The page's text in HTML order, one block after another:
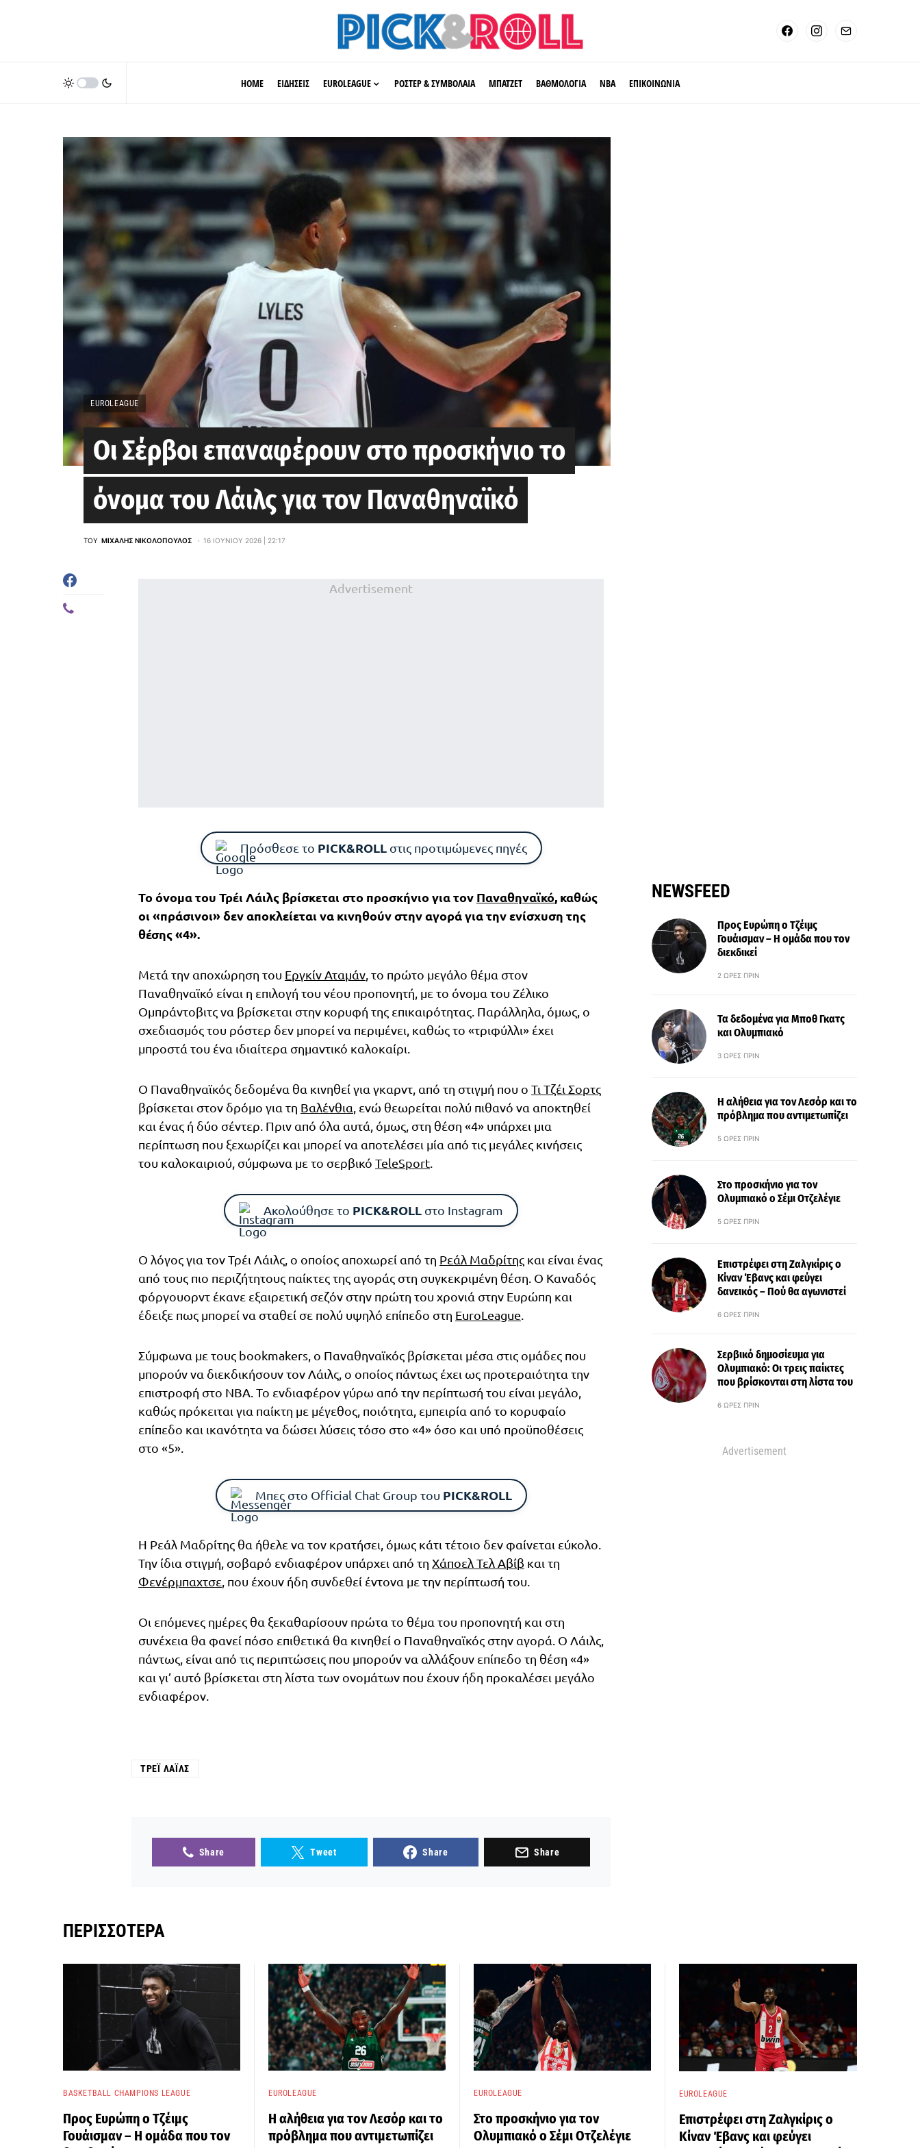
HOME ΕΙΔΗΣΕΙΣ EUROLEAGUE ΡΟΣΤΕΡ & ΣΥΜΒΟΛΑΙΑ ΜΠΑΤΖΕΤ ΒΑΘΜΟΛΟΓΙΑ ΝΒΑ ΕΠΙΚΟΙΝΩΝΙΑ
EUROLEAGUE
Οι Σέρβοι επαναφέρουν στο προσκήνιο το
όνομα του Λάιλς για τον Παναθηναϊκό
ΤΟΥ ΜΙΧΆΛΗΣ ΝΙΚΟΛΌΠΟΥΛΟΣ 16 ΙΟΥΝΊΟΥ 2026 | 22:17
Advertisement
Πρόσθεσε το PICK&ROLLστις προτιμώμενες πηγές
Το όνομα του Τρέι Λάιλς βρίσκεται στο προσκήνιο για τον Παναθηναϊκό, καθώς
οι «πράσινοι» δεν αποκλείεται να κινηθούν στην αγορά για την ενίσχυση της
θέσης «4».
Μετά την αποχώρηση του Εργκίν Αταμάν, το πρώτο μεγάλο θέμα στον
Παναθηναϊκό είναι η επιλογή του νέου προπονητή, με το όνομα του Ζέλικο
Ομπράντοβιτς να βρίσκεται στην κορυφή της επικαιρότητας. Παράλληλα, όμως, ο
σχεδιασμός του ρόστερ δεν μπορεί να περιμένει, καθώς το «τριφύλλι» έχει
μπροστά του ένα ιδιαίτερα σημαντικό καλοκαίρι.
Ο Παναθηναϊκός δεδομένα θα κινηθεί για γκαρντ, από τη στιγμή που ο Τι Τζέι Σορτς
βρίσκεται στον δρόμο για τη Βαλένθια, ενώ θεωρείται πολύ πιθανό να αποκτηθεί
και ένας ή δύο σέντερ. Πριν από όλα αυτά, όμως, στη θέση «4» υπάρχει μια
περίπτωση που ξεχωρίζει και μπορεί να αποτελέσει μία από τις μεγάλες κινήσεις
του καλοκαιριού, σύμφωνα με το σερβικό TeleSport.
Ακολούθησε το PICK&ROLL στο Instagram
Ο λόγος για τον Τρέι Λάιλς, ο οποίος αποχωρεί από τη Ρεάλ Μαδρίτης και είναι ένας
από τους πιο περιζήτητους παίκτες της αγοράς στη συγκεκριμένη θέση. Ο Καναδός
φόργουορντ έκανε εξαιρετική σεζόν στην πρώτη του χρονιά στην Ευρώπη και
έδειξε πως μπορεί να σταθεί σε πολύ υψηλό επίπεδο στη EuroLeague.
Σύμφωνα με τους bookmakers, ο Παναθηναϊκός βρίσκεται μέσα στις ομάδες που
μπορούν να διεκδικήσουν τον Λάιλς, ο οποίος πάντως έχει ως προτεραιότητα την
επιστροφή στο NBA. Το ενδιαφέρον γύρω από την περίπτωσή του είναι μεγάλο,
καθώς πρόκειται για παίκτη με μέγεθος, ποιότητα, εμπειρία από το κορυφαίο
επίπεδο και ικανότητα να δώσει λύσεις τόσο στο «4» όσο και υπό προϋποθέσεις
στο «5».
Μπες στο Official Chat Group του PICK&ROLL
Η Ρεάλ Μαδρίτης θα ήθελε να τον κρατήσει, όμως κάτι τέτοιο δεν φαίνεται εύκολο.
Την ίδια στιγμή, σοβαρό ενδιαφέρον υπάρχει από τη Χάποελ Τελ Αβίβ και τη
Φενέρμπαχτσε, που έχουν ήδη συνδεθεί έντονα με την περίπτωσή του.
Οι επόμενες ημέρες θα ξεκαθαρίσουν πρώτα το θέμα του προπονητή και στη
συνέχεια θα φανεί πόσο επιθετικά θα κινηθεί ο Παναθηναϊκός στην αγορά. Ο Λάιλς,
πάντως, είναι από τις περιπτώσεις που μπορούν να αλλάξουν επίπεδο τη θέση «4»
και γι’ αυτό βρίσκεται στη λίστα των ονομάτων που έχουν ήδη προκαλέσει μεγάλο
ενδιαφέρον.
ΤΡΈΙ ΛΆΙΛΣ
Share Tweet Share Share
NEWSFEED
Προς Ευρώπη ο Τζέιμς
Γουάισμαν – Η ομάδα που τον
διεκδικεί
2 ΏΡΕΣ ΠΡΙΝ
Τα δεδομένα για Μποθ Γκατς
και Ολυμπιακό
3 ΏΡΕΣ ΠΡΙΝ
Η αλήθεια για τον Λεσόρ και το
πρόβλημα που αντιμετωπίζει
5 ΏΡΕΣ ΠΡΙΝ
Στο προσκήνιο για τον
Ολυμπιακό ο Σέμι Οτζελέγιε
5 ΏΡΕΣ ΠΡΙΝ
Επιστρέφει στη Ζαλγκίρις ο
Κίναν Έβανς και φεύγει
δανεικός – Πού θα αγωνιστεί
6 ΏΡΕΣ ΠΡΙΝ
Σερβικό δημοσίευμα για
Ολυμπιακό: Οι τρεις παίκτες
που βρίσκονται στη λίστα του
6 ΏΡΕΣ ΠΡΙΝ
Advertisement
ΠΕΡΙΣΣΌΤΕΡΑ
BASKETBALL CHAMPIONS LEAGUE
Προς Ευρώπη ο Τζέιμς
Γουάισμαν – Η ομάδα που τον
EUROLEAGUE
Η αλήθεια για τον Λεσόρ και το
πρόβλημα που αντιμετωπίζει
EUROLEAGUE
Στο προσκήνιο για τον
Ολυμπιακό ο Σέμι Οτζελέγιε
EUROLEAGUE
Επιστρέφει στη Ζαλγκίρις ο
Κίναν Έβανς και φεύγει